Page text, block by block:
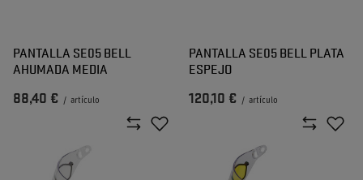
PANTALLA SE05 BELL
AHUMADA MEDIA
88,40 € / artículo
PANTALLA SE05 BELL PLATA
ESPEJO
120,10 € / artículo